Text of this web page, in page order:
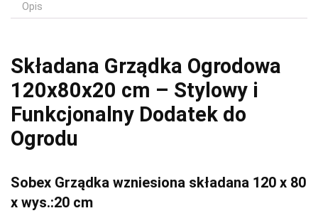
Opis
Składana Grządka Ogrodowa
120x80x20 cm – Stylowy i
Funkcjonalny Dodatek do
Ogrodu
Sobex Grządka wzniesiona składana 120 x 80
x wys.:20 cm